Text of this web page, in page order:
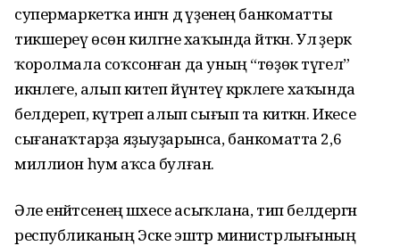
супермаркетҡа ингән дә үҙенең банкоматты
тикшереү өсөн килгәне хаҡында әйткән. Ул әҙерәк
ҡоролмала соҡсонған да уның “төҙөк түгел”
икәнлеге, алып китеп йүнәтеү кәрәклеге хаҡында
белдереп, күтәреп алып сығып та киткән. Икесе
сығанаҡтарҙа яҙыуҙарынса, банкоматта 2,6
миллион һум аҡса булған.
Әле енәйәтсенең шәхесе асыҡлана, тип белдергән
республиканың Эске эштәр министрлығының